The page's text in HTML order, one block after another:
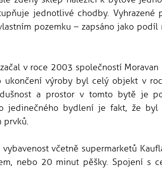
jednotlivé chodby. Vyhrazené
pozemku – zapsáno jako podíl
v roce 2003 společností
výroby byl celý objekt v
a prostor v tomto bytě je
jedinečného bydlení je fakt, že byl
prvků.
včetně supermarketů
nebo 20 minut pěšky. Spojení s